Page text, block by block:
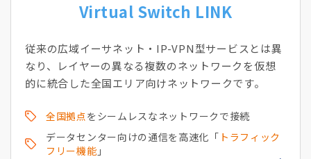
Virtual Switch LINK
従来の広域イーサネット・IP-VPN型サービスとは異
なり、レイヤーの異なる複数のネットワークを仮想
的に統合した全国エリア向けネットワークです。
全国拠点をシームレスなネットワークで接続
データセンター向けの通信を高速化「 トラフィック
フリー機能 」